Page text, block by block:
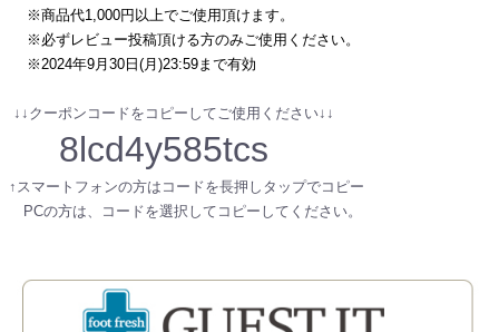
※商品代1,000円以上でご使用頂けます。
※必ずレビュー投稿頂ける方のみご使用ください。
※2024年9月30日(月)23:59まで有効
↓↓クーポンコードをコピーしてご使用ください↓↓
8lcd4y585tcs
↑スマートフォンの方はコードを長押しタップでコピー
PCの方は、コードを選択してコピーしてください。